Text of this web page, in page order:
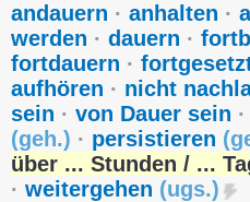
andauern · anhalten ·
werden · dauern ·
fortdauern ·
aufhören · nicht
sein · von Dauer sein ·
(geh.) · persistieren (
über ... Stunden / ...
· weitergehen (ugs.)